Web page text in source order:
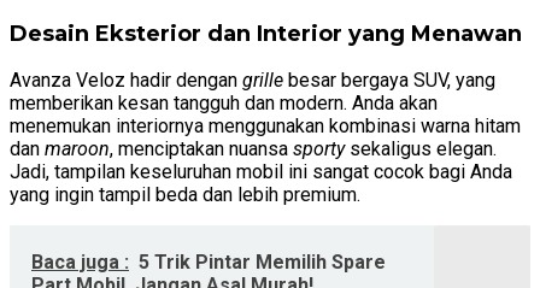
Desain Eksterior dan Interior yang Menawan
Avanza Veloz hadir dengan grille besar bergaya SUV, yang
memberikan kesan tangguh dan modern. Anda akan
menemukan interiornya menggunakan kombinasi warna hitam
dan maroon, menciptakan nuansa sportysekaligus elegan.
Jadi, tampilan keseluruhan mobil ini sangat cocok bagi Anda
yang ingin tampil beda dan lebih premium.
Baca juga : 5 Trik Pintar Memilih Spare